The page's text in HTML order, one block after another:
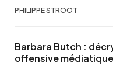
PHILIPPE STROOT
Barbara Butch :
offensive médiatique